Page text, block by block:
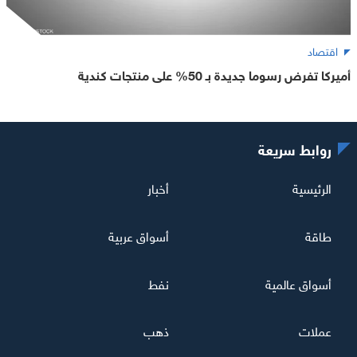
اقتصاد
أميركا تفرض رسوما جديدة بـ 50% على منتجات كندية
روابط سريعة
الرئيسية أخبار
طاقة أسواق عربية
أسواق عالمية نفط
عملات ذهب